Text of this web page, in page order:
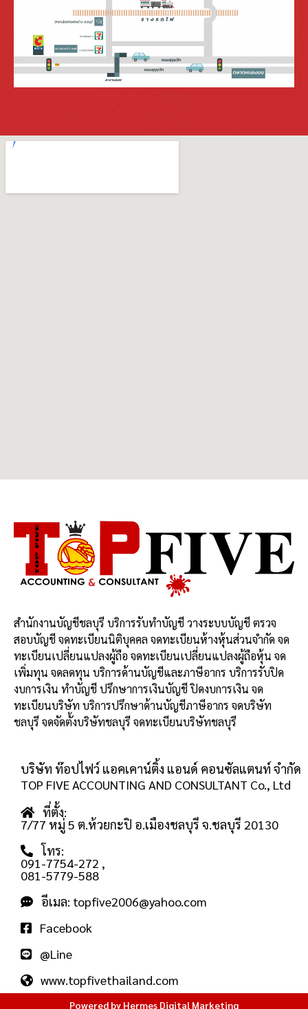
สำนักงานบัญชีชลบุรี บริการรับทำบัญชี วางระบบบัญชี ตรวจ
สอบบัญชี จดทะเบียนนิติบุคคล จดทะเบียนห้างหุ้นส่วนจำกัด จด
ทะเบียนเปลี่ยนแปลงผู้ถือ จดทะเบียนเปลี่ยนแปลงผู้ถือหุ้น จด
เพิ่มทุน จดลดทุน บริการด้านบัญชีและภาษีอากร บริการรับปิด
งบการเงิน ทำบัญชี ปรึกษาการเงินบัญชี ปิดงบการเงิน จด
ทะเบียนบริษัท บริการปรึกษาด้านบัญชีภาษีอากร จดบริษัท
ชลบุรี จดจัดตั้งบริษัทชลบุรี จดทะเบียนบริษัทชลบุรี
บริษัท ท๊อปไฟว์ แอคเคาน์ติ้ง แอนด์ คอนซัลแตนท์ จำกัด
TOP FIVE ACCOUNTING AND CONSULTANT Co., Ltd
ที่ตั้ง:
7/77 หมู่ 5 ต.ห้วยกะปิ อ.เมืองชลบุรี จ.ชลบุรี 20130
โทร:
091-7754-272 ,
081-5779-588
อีเมล: topfive2006@yahoo.com
Facebook
@Line
www.topfivethailand.com
Powered by Hermes Digital Marketing